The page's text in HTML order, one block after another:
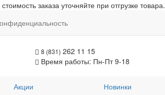
заказа уточняйте при отгрузке товара.
8 (831) 262 11 15
Время работы: Пн-Пт 9-18
Акции Новинки